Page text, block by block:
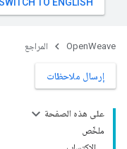
OpenWeave المراجع
إرسال ملاحظات
على هذه الصفحة
ملخّص